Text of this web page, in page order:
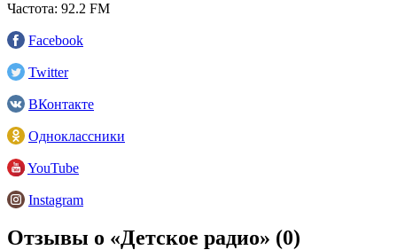
Частота: 92.2 FM
Facebook
Twitter
ВКонтакте
Одноклассники
YouTube
Instagram
Отзывы о «Детское радио» (0)